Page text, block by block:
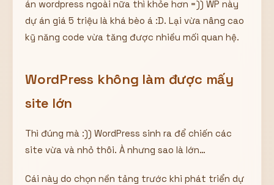
án wordpress ngoài nữa thì khỏe hơn =)) WP này
dự án giá 5 triệu là khá bèo á :D. Lại vừa nâng cao
kỹ năng code vừa tăng được nhiều mối quan hệ.
WordPress không làm được mấy
site lớn
Thì đúng mà :)) WordPress sinh ra để chiến các
site vừa và nhỏ thôi. À nhưng sao là lớn…
Cái này do chọn nền tảng trước khi phát triển dự